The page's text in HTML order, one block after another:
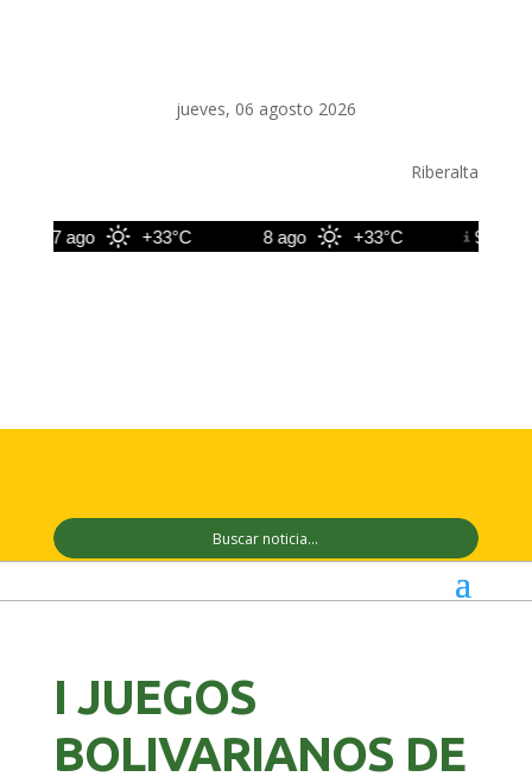
jueves, 06 agosto 2026
Riberalta
7 ago +33°C 8 ago +33°C 9 ago
I JUEGOS
BOLIVARIANOS DE